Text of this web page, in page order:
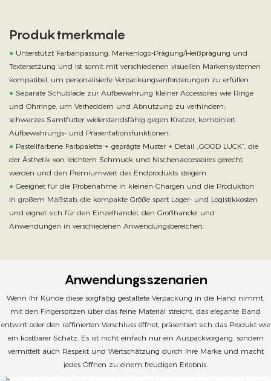
Produktmerkmale
● Unterstützt Farbanpassung, Markenlogo-Prägung/Heißprägung und
Textersetzung und ist somit mit verschiedenen visuellen Markensystemen
kompatibel, um personalisierte Verpackungsanforderungen zu erfüllen.
● Separate Schublade zur Aufbewahrung kleiner Accessoires wie Ringe
und Ohrringe, um Verheddern und Abnutzung zu verhindern;
schwarzes Samtfutter widerstandsfähig gegen Kratzer, kombiniert
Aufbewahrungs- und Präsentationsfunktionen.
● Pastellfarbene Farbpalette + geprägte Muster + Detail „GOOD LUCK“, die
der Ästhetik von leichtem Schmuck und Nischenaccessoires gerecht
werden und den Premiumwert des Endprodukts steigern.
● Geeignet für die Probenahme in kleinen Chargen und die Produktion
in großem Maßstab; die kompakte Größe spart Lager- und Logistikkosten
und eignet sich für den Einzelhandel, den Großhandel und
Anwendungen in verschiedenen Anwendungsbereichen.
Anwendungsszenarien
Wenn Ihr Kunde diese sorgfältig gestaltete Verpackung in die Hand nimmt,
mit den Fingerspitzen über das feine Material streicht, das elegante Band
entwirrt oder den raffinierten Verschluss öffnet, präsentiert sich das Produkt wie
ein kostbarer Schatz. Es ist nicht einfach nur ein Auspackvorgang, sondern
vermittelt auch Respekt und Wertschätzung durch Ihre Marke und macht
jedes Öffnen zu einem freudigen Erlebnis.